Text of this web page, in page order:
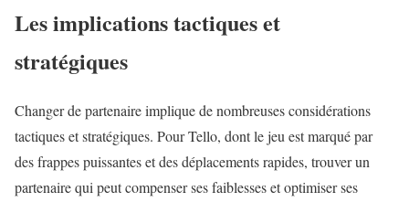
Les implications tactiques et
stratégiques
Changer de partenaire implique de nombreuses considérations
tactiques et stratégiques. Pour Tello, dont le jeu est marqué par
des frappes puissantes et des déplacements rapides, trouver un
partenaire qui peut compenser ses faiblesses et optimiser ses